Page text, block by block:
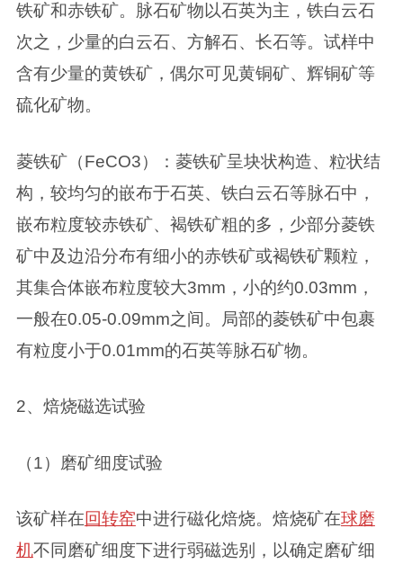
铁矿和赤铁矿。脉石矿物以石英为主，铁白云石
次之，少量的白云石、方解石、长石等。试样中
含有少量的黄铁矿，偶尔可见黄铜矿、辉铜矿等
硫化矿物。
菱铁矿（FeCO3）：菱铁矿呈块状构造、粒状结
构，较均匀的嵌布于石英、铁白云石等脉石中，
嵌布粒度较赤铁矿、褐铁矿粗的多，少部分菱铁
矿中及边沿分布有细小的赤铁矿或褐铁矿颗粒，
其集合体嵌布粒度较大3mm，小的约0.03mm，
一般在0.05-0.09mm之间。局部的菱铁矿中包裹
有粒度小于0.01mm的石英等脉石矿物。
2、焙烧磁选试验
（1）磨矿细度试验
该矿样在回转窑中进行磁化焙烧。焙烧矿在球磨
机不同磨矿细度下进行弱磁选别，以确定磨矿细